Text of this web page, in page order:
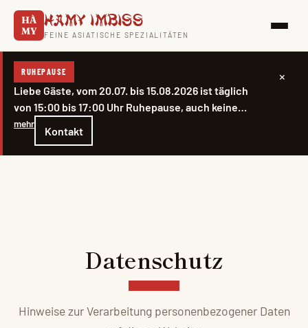
HÀ
MY
Hamy Imbiss
FEINE ASIATISCHE SPEZIALITÄTEN
RUHEPAUSE
Liebe Gäste, vom 20.07. bis 15.08.2026 ist täglich
von 15:00 bis 17:00 Uhr Ruhepause, auch keine
Firmenlieferung in dieser Zeit. Außerhalb dieser
Stunden sind wir wie gewohnt für Sie da.
mehr
Kontakt
×
Datenschutz
Hinweise zur Verarbeitung personenbezogener Daten